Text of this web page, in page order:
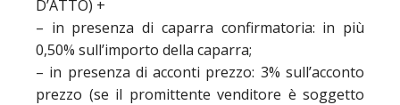
D’ATTO) +
– in presenza di caparra confirmatoria: in più
0,50% sull’importo della caparra;
– in presenza di acconti prezzo: 3% sull’acconto
prezzo (se il promittente venditore è soggetto